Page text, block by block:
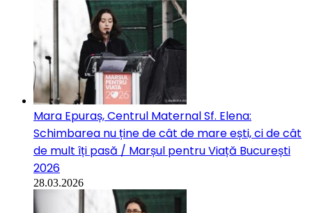
Mara Epuraș, Centrul Maternal Sf. Elena:
Schimbarea nu ține de cât de mare ești, ci de cât
de mult îți pasă / Marșul pentru Viață București
2026
28.03.2026